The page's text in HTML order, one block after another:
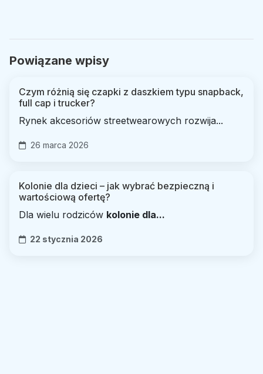
Powiązane wpisy
Czym różnią się czapki z daszkiem typu snapback,
full cap i trucker?
Rynek akcesoriów streetwearowych rozwija...
26 marca 2026
Kolonie dla dzieci – jak wybrać bezpieczną i
wartościową ofertę?
Dla wielu rodziców kolonie dla...
22 stycznia 2026